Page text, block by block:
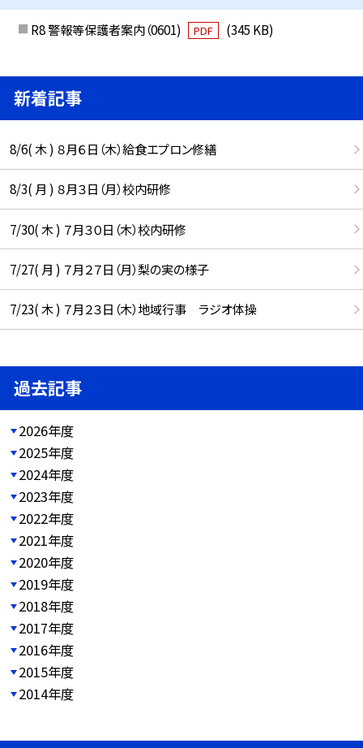
R8 警報等保護者案内（0601) PDF (345 KB)
新着記事
8/6( 木 ) ８月６日（木）給食エプロン修繕
8/3( 月 ) ８月３日（月）校内研修
7/30( 木 ) ７月３０日（木）校内研修
7/27( 月 ) ７月２７日（月）梨の実の様子
7/23( 木 ) ７月２３日（木）地域行事 ラジオ体操
過去記事
2026年度
2025年度
2024年度
2023年度
2022年度
2021年度
2020年度
2019年度
2018年度
2017年度
2016年度
2015年度
2014年度